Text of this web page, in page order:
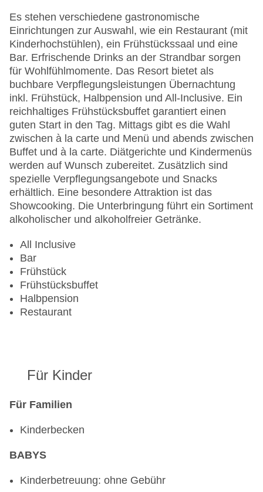
Gesamtanzahl der Stockwerke: 3
Gesamtanzahl der Zimmer: 280
Pools:Kinderbecken, Indoor Pool: ohne Gebühr,
Outdoor Pool, Sonnenschirme am Pool, Liegen
am Pool
Zahlungsarten: American Express, Mastercard,
Visa
Landeskategorie: 5 Sterne
Es stehen verschiedene gastronomische
Einrichtungen zur Auswahl, wie ein Restaurant (mit
Kinderhochstühlen), ein Frühstückssaal und eine
Bar. Erfrischende Drinks an der Strandbar sorgen
für Wohlfühlmomente. Das Resort bietet als
buchbare Verpflegungsleistungen Übernachtung
inkl. Frühstück, Halbpension und All-Inclusive. Ein
reichhaltiges Frühstücksbuffet garantiert einen
guten Start in den Tag. Mittags gibt es die Wahl
zwischen à la carte und Menü und abends zwischen
Buffet und à la carte. Diätgerichte und Kindermenüs
werden auf Wunsch zubereitet. Zusätzlich sind
spezielle Verpflegungsangebote und Snacks
erhältlich. Eine besondere Attraktion ist das
Showcooking. Die Unterbringung führt ein Sortiment
alkoholischer und alkoholfreier Getränke.
All Inclusive
Bar
Frühstück
Frühstücksbuffet
Halbpension
Restaurant
Für Kinder
Für Familien
Kinderbecken
BABYS
Kinderbetreuung: ohne Gebühr